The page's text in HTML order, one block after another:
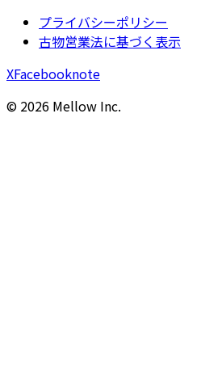
プライバシーポリシー
古物営業法に基づく表示
XFacebooknote
© 2026 Mellow Inc.